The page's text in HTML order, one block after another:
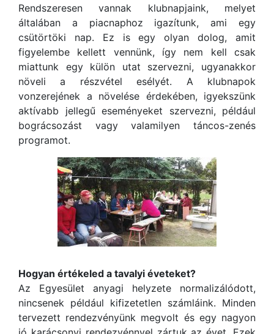
Rendszeresen vannak klubnapjaink, melyet
általában a piacnaphoz igazítunk, ami egy
csütörtöki nap. Ez is egy olyan dolog, amit
figyelembe kellett vennünk, így nem kell csak
miattunk egy külön utat szervezni, ugyanakkor
növeli a részvétel esélyét. A klubnapok
vonzerejének a növelése érdekében, igyekszünk
aktívabb jellegű eseményeket szervezni, például
bográcsozást vagy valamilyen táncos-zenés
programot.
Hogyan értékeled a tavalyi éveteket?
Az Egyesület anyagi helyzete normalizálódott,
nincsenek például kifizetetlen számláink. Minden
tervezett rendezvényünk megvolt és egy nagyon